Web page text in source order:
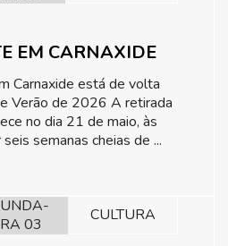
EM CARNAXIDE
Carnaxide está de volta
Verão de 2026 A retirada
no dia 21 de maio, às
semanas cheias de ...
03
CULTURA